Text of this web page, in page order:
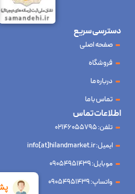
دسترسی سریع
صفحه اصلی
فروشگاه
درباره ما
تماس با ما
اطلاعات تماس
تلفن: 02146055795
ایمیل: info[at]hilandmarket.ir
موبایل: 09054951439
واتساپ: 09054951439